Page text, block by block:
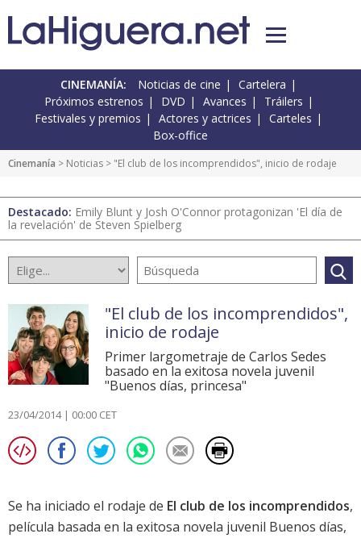
CINEMANÍA: Noticias de cine
Cartelera
Próximos estrenos
DVD Avances
Tráilers
Festivales y premios
Actores y actrices
Carteles
Box-office
Cinemanía > Noticias > "El club de los incomprendidos", inicio de rodaje
Destacado: Emily Blunt y Josh O'Connor protagonizan 'El día de
la revelación' de Steven Spielberg
"El club de los incomprendidos",
inicio de rodaje
Primer largometraje de Carlos Sedes
basado en la exitosa novela juvenil
"Buenos días, princesa"
23/04/2014 | 00:00 CET
Se ha iniciado el rodaje de El club de los incomprendidos,
película basada en la exitosa novela juvenil Buenos días,